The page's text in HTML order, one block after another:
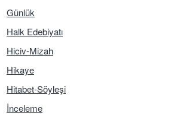
Günlük
Halk Edebiyatı
Hiciv-Mizah
Hikaye
Hitabet-Söyleşi
İnceleme